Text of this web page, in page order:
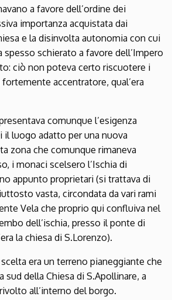
a favore dell’ordine dei
importanza acquistata dai
e la disinvolta autonomia con cui
spesso schierato a favore dell’Impero
ciò non poteva certo riscuotere i
accentratore, qual’era
comunque l’esigenza
il luogo adatto per una nuova
zona che comunque rimaneva
i monaci scelsero l’Ischia di
appunto proprietari (si trattava di
vasta, circondata da vari rami
Vela che proprio qui confluiva nel
dell’ischia, presso il ponte di
la chiesa di S.Lorenzo).
scelta era un terreno pianeggiante che
sud della Chiesa di S.Apollinare, a
all’interno del borgo.